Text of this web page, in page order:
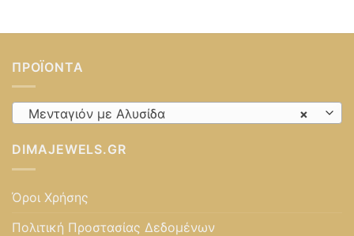
ΠΡΟΪΌΝΤΑ
×
Μενταγιόν με Αλυσίδα
DIMAJEWELS.GR
Όροι Χρήσης
Πολιτική Προστασίας Δεδομένων